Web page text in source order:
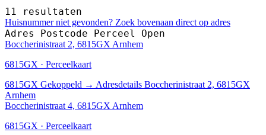
11 resultaten
Huisnummer niet gevonden? Zoek bovenaan direct op adres
Adres Postcode Perceel Open
Boccherinistraat 2, 6815GX Arnhem
6815GX · Perceelkaart
6815GX Gekoppeld → Adresdetails Boccherinistraat 2, 6815GX
Arnhem
Boccherinistraat 4, 6815GX Arnhem
6815GX · Perceelkaart